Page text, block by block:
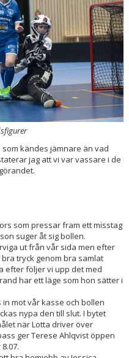
som kändes jämnare än vad
jag att vi var vassare i de
som pressar fram ett misstag
suger åt sig bollen.
ut från vår sida men efter
tryck genom bra samlat
efter följer vi upp det med
har ett läge som hon sätter i
mot vår kasse och bollen
nypa den till slut. I bytet
när Lotta driver över
ger Terese Ahlqvist öppen